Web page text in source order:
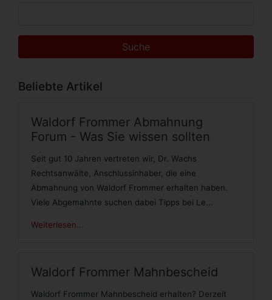
Suche
Beliebte Artikel
Waldorf Frommer Abmahnung
Forum - Was Sie wissen sollten
Seit gut 10 Jahren vertreten wir, Dr. Wachs
Rechtsanwälte, Anschlussinhaber, die eine
Abmahnung von Waldorf Frommer erhalten haben.
Viele Abgemahnte suchen dabei Tipps bei Le...
Weiterlesen...
Waldorf Frommer Mahnbescheid
Waldorf Frommer Mahnbescheid erhalten? Derzeit